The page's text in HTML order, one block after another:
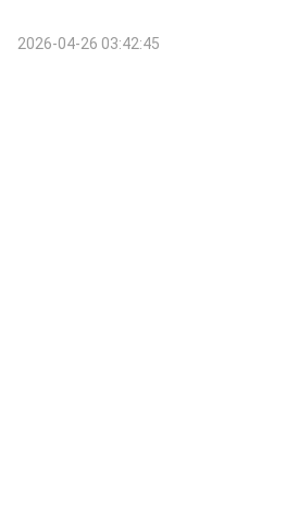
2026-04-26 03:42:45